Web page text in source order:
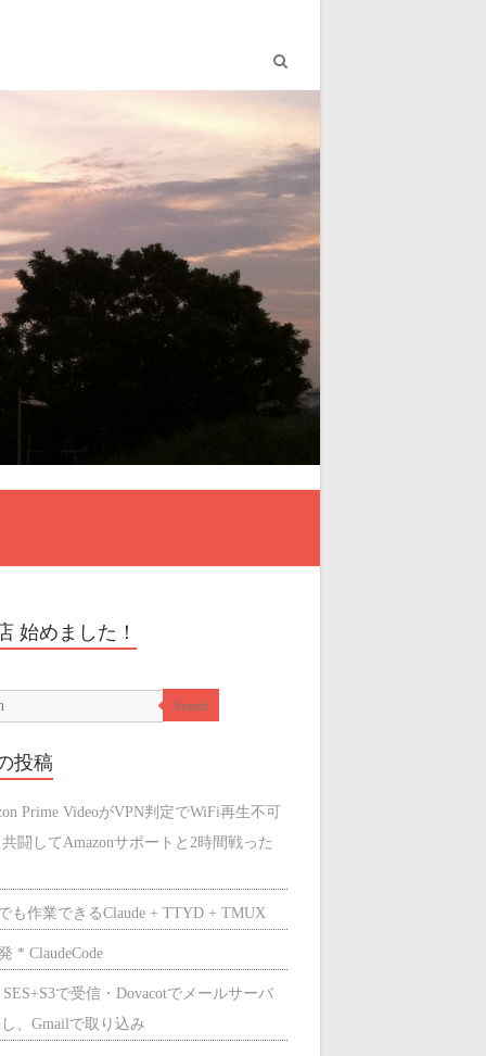
始めました！
Search
投稿
Prime VideoがVPN判定でWiFi再生不可
闘してAmazonサポートと2時間戦った
も作業できるClaude + TTYD + TMUX
* ClaudeCode
SES+S3で受信・Dovacotでメールサーバ
、Gmailで取り込み